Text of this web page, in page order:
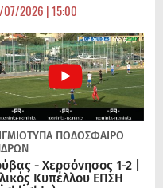
2026 | 15:00
ΠΟΔΌΣΦΑΙΡΟ
- Χερσόνησος 1-2 |
Κυπέλλου ΕΠΣΗ